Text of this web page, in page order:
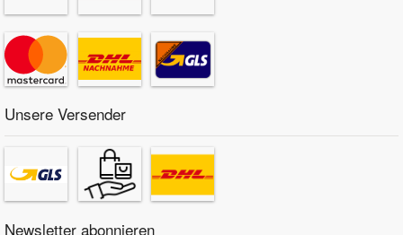
Unsere Versender
Newsletter abonnieren